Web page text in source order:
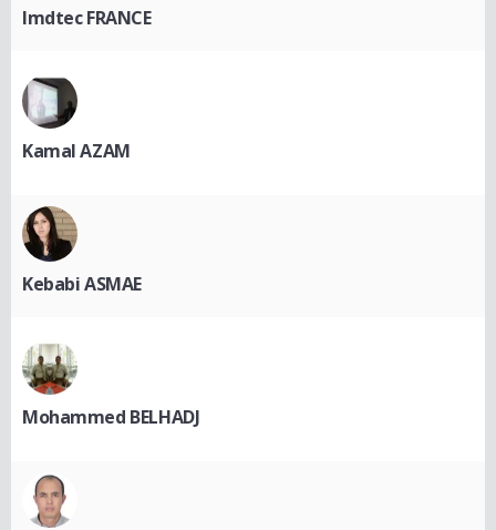
Imdtec FRANCE
Kamal AZAM
Kebabi ASMAE
Mohammed BELHADJ